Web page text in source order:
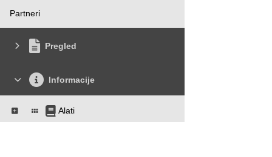
Partneri
Pregled
Informacije
Alati